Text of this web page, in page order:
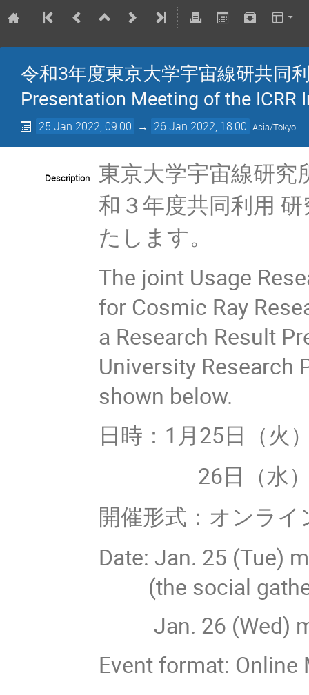
令和3年度東京大学宇宙線研共同
Presentation Meeting of the ICRR
25 Jan 2022, 09:00 → 26 Jan 2022, 18:00 Asia/Tokyo
Description
東京大学宇宙線研究
和３年度共同利用
たします。
The joint Usage
for Cosmic Ray
a Research Result
University Research
shown below.
日時：1月25日（火
26日（水）
開催形式：オンライ
Date: Jan. 25 (Tue)
(the social
Jan. 26 (Wed)
Event format: Online